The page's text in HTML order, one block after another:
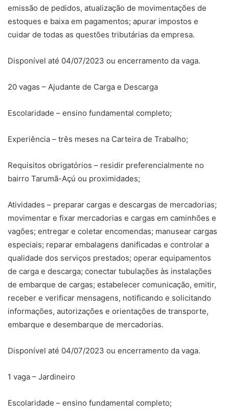
emissão de pedidos, atualização de movimentações de
estoques e baixa em pagamentos; apurar impostos e
cuidar de todas as questões tributárias da empresa.
Disponível até 04/07/2023 ou encerramento da vaga.
20 vagas – Ajudante de Carga e Descarga
Escolaridade – ensino fundamental completo;
Experiência – três meses na Carteira de Trabalho;
Requisitos obrigatórios – residir preferencialmente no
bairro Tarumã-Açú ou proximidades;
Atividades – preparar cargas e descargas de mercadorias;
movimentar e fixar mercadorias e cargas em caminhões e
vagões; entregar e coletar encomendas; manusear cargas
especiais; reparar embalagens danificadas e controlar a
qualidade dos serviços prestados; operar equipamentos
de carga e descarga; conectar tubulações às instalações
de embarque de cargas; estabelecer comunicação, emitir,
receber e verificar mensagens, notificando e solicitando
informações, autorizações e orientações de transporte,
embarque e desembarque de mercadorias.
Disponível até 04/07/2023 ou encerramento da vaga.
1 vaga – Jardineiro
Escolaridade – ensino fundamental completo;